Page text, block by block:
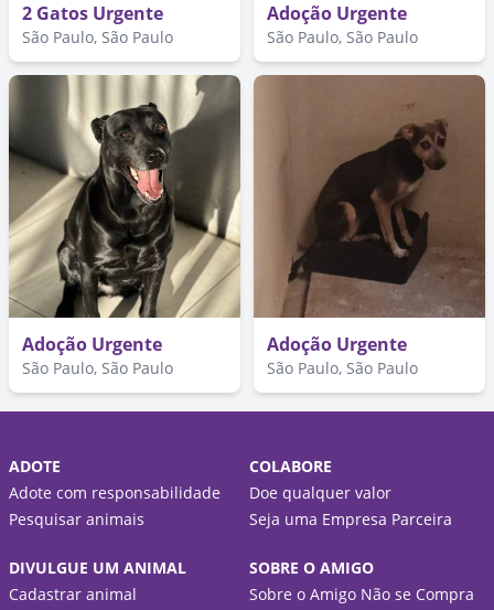
2 Gatos Urgente
São Paulo, São Paulo
Adoção Urgente
São Paulo, São Paulo
Adoção Urgente
São Paulo, São Paulo
Adoção Urgente
São Paulo, São Paulo
ADOTE
Adote com responsabilidade
Pesquisar animais
COLABORE
Doe qualquer valor
Seja uma Empresa Parceira
DIVULGUE UM ANIMAL
Cadastrar animal
SOBRE O AMIGO
Sobre o Amigo Não se Compra